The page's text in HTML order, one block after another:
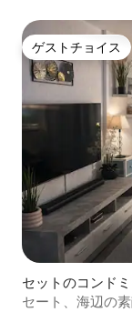
ゲストチョイス
ゲストチョイス
セットのコンド
セート、海辺の